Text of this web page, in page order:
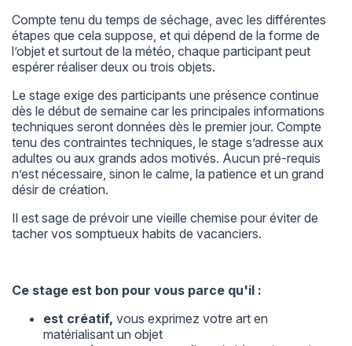
Compte tenu du temps de séchage, avec les différentes
étapes que cela suppose, et qui dépend de la forme de
l’objet et surtout de la météo, chaque participant peut
espérer réaliser deux ou trois objets.
Le stage exige des participants une présence continue
dès le début de semaine car les principales informations
techniques seront données dès le premier jour. Compte
tenu des contraintes techniques, le stage s’adresse aux
adultes ou aux grands ados motivés. Aucun pré-requis
n’est nécessaire, sinon le calme, la patience et un grand
désir de création.
Il est sage de prévoir une vieille chemise pour éviter de
tacher vos somptueux habits de vacanciers.
Ce stage est bon pour vous parce qu'il :
est créatif, vous exprimez votre art en
matérialisant un objet